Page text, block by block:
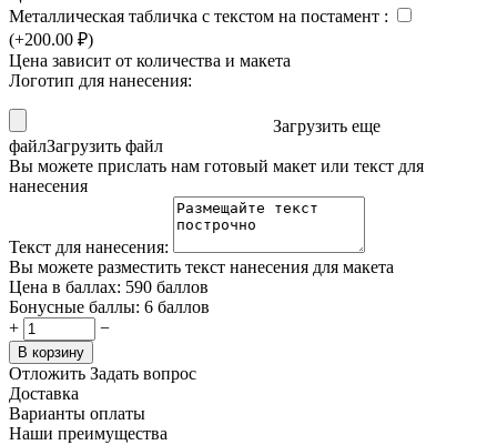
Металлическая табличка с текстом на постамент :
(+200.00 ₽)
Цена зависит от количества и макета
Логотип для нанесения:
Загрузить еще
файлЗагрузить файл
Вы можете прислать нам готовый макет или текст для
нанесения
Текст для нанесения:
Вы можете разместить текст нанесения для макета
Цена в баллах: 590 баллов
Бонусные баллы: 6 баллов
+
−
В корзину
Отложить Задать вопрос
Доставка
Варианты оплаты
Наши преимущества